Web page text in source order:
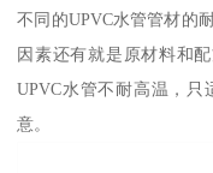
不同的UPVC水管管材的
因素还有就是原材料和
UPVC水管不耐高温，
意。